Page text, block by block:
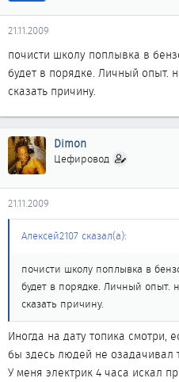
21.11.2009
почисти школу поплывка в
будет в порядке. Личный опыт.
сказать причину.
Dimon
Цефировод
21.11.2009
Алексей2107 сказал(а):
почисти школу поплывка в
будет в порядке. Личный опыт.
сказать причину.
Иногда на дату топика смотри,
бы здесь людей не озадачивал
У меня электрик 4 часа искал